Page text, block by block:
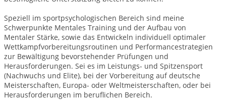
Speziell im sportpsychologischen Bereich sind meine
Schwerpunkte Mentales Training und der Aufbau von
Mentaler Stärke, sowie das Entwickeln individuell optimaler
Wettkampfvorbereitungsroutinen und Performancestrategien
zur Bewältigung bevorstehender Prüfungen und
Herausforderungen. Sei es im Leistungs- und Spitzensport
(Nachwuchs und Elite), bei der Vorbereitung auf deutsche
Meisterschaften, Europa- oder Weltmeisterschaften, oder bei
Herausforderungen im beruflichen Bereich.